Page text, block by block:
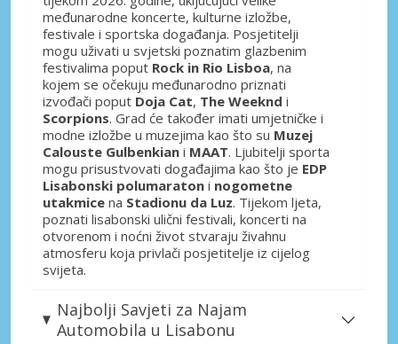
međunarodne koncerte, kulturne izložbe,
festivale i sportska događanja. Posjetitelji
mogu uživati u svjetski poznatim glazbenim
festivalima poput Rock in Rio Lisboa, na
kojem se očekuju međunarodno priznati
izvođači poput Doja Cat, The Weeknd i
Scorpions. Grad će također imati umjetničke i
modne izložbe u muzejima kao što su Muzej
Calouste Gulbenkian i MAAT. Ljubitelji sporta
mogu prisustvovati događajima kao što je EDP
Lisabonski polumaraton i nogometne
utakmice na Stadionu da Luz. Tijekom ljeta,
poznati lisabonski ulični festivali, koncerti na
otvorenom i noćni život stvaraju živahnu
atmosferu koja privlači posjetitelje iz cijelog
svijeta.
Najbolji Savjeti za Najam
Automobila u Lisabonu